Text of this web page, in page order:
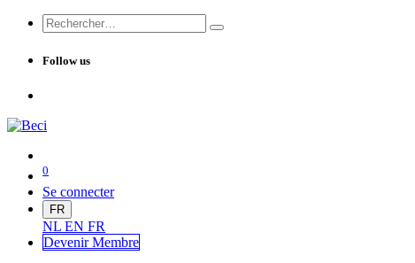
Follow us
0
Se connecter
FR
NL EN FR
Devenir Membre